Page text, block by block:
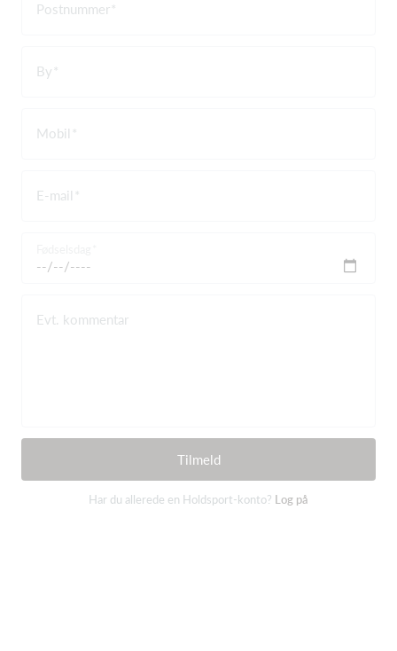
Postnummer
By
Mobil
E-mail
Evt. kommentar
Tilmeld
Har du allerede en Holdsport-konto? Log på